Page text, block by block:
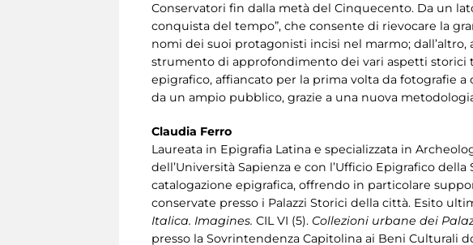
Conservatori fin dalla metà del Cinquecento. Da un
conquista del tempo”, che consente di rievocare la
nomi dei suoi protagonisti incisi nel marmo;
strumento di approfondimento dei vari aspetti storici
epigrafico, affiancato per la prima volta da fotografie
da un ampio pubblico, grazie a una nuova
Claudia Ferro
Laureata in Epigrafia Latina e specializzata in
dell’Università Sapienza e con l’Ufficio Epigrafico
catalogazione epigrafica, offrendo in particolare
conservate presso i Palazzi Storici della città. Esito
Italica. Imagines. CIL VI (5). Collezioni urbane dei
presso la Sovrintendenza Capitolina ai Beni Culturali